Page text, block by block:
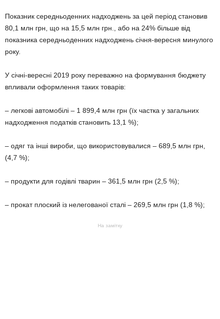
Показник середньоденних надходжень за цей період становив
80,1 млн грн, що на 15,5 млн грн., або на 24% більше від
показника середньоденних надходжень січня-вересня минулого
року.
У січні-вересні 2019 року переважно на формування бюджету
впливали оформлення таких товарів:
– легкові автомобілі – 1 899,4 млн грн (їх частка у загальних
надходження податків становить 13,1 %);
– одяг та інші вироби, що використовувалися – 689,5 млн грн,
(4,7 %);
– продукти для годівлі тварин – 361,5 млн грн (2,5 %);
– прокат плоский із нелегованої сталі – 269,5 млн грн (1,8 %);
На замітку